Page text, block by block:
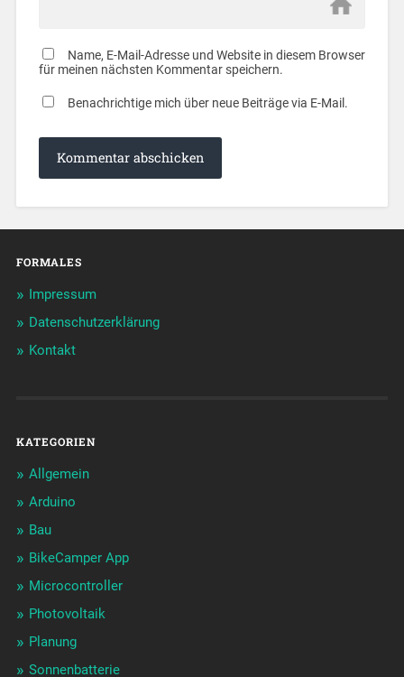
Name, E-Mail-Adresse und Website in diesem Browser
für meinen nächsten Kommentar speichern.
Benachrichtige mich über neue Beiträge via E-Mail.
FORMALES
Impressum
Datenschutzerklärung
Kontakt
KATEGORIEN
Allgemein
Arduino
Bau
BikeCamper App
Microcontroller
Photovoltaik
Planung
Sonnenbatterie